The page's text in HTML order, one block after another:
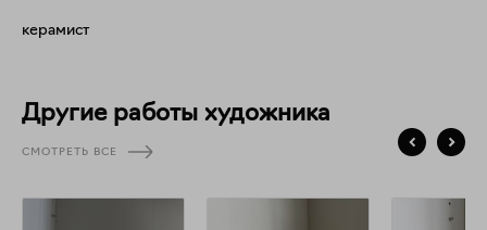
керамист
Другие работы художника
СМОТРЕТЬ ВСЕ